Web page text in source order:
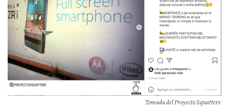
Tomada del Proyecto Squatters